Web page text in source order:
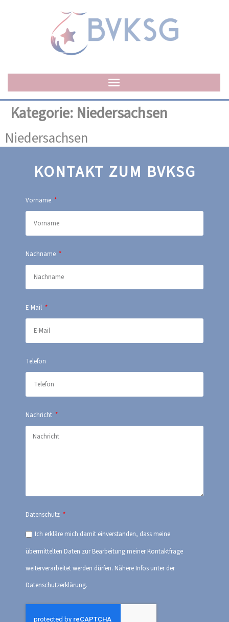
Kategorie: Niedersachsen
Niedersachsen
KONTAKT ZUM BVKSG
Vorname
Nachname
E-Mail
Telefon
Nachricht
Datenschutz
Ich erkläre mich damit einverstanden, dass meine
übermittelten Daten zur Bearbeitung meiner Kontaktfrage
weiterverarbeitet werden dürfen. Nähere Infos unter der
Datenschutzerklärung.